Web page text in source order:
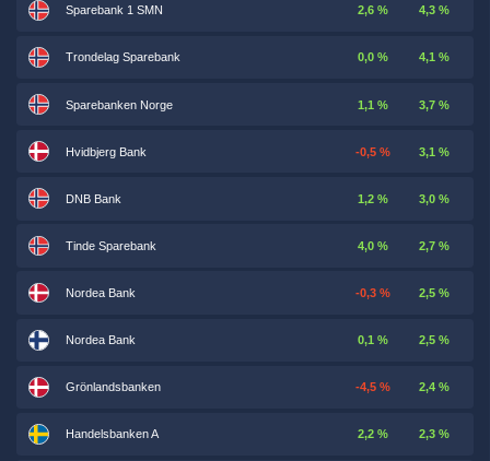
Sparebank 1 SMN 2,6 % 4,3 %
Trondelag Sparebank 0,0 % 4,1 %
Sparebanken Norge 1,1 % 3,7 %
Hvidbjerg Bank -0,5 % 3,1 %
DNB Bank 1,2 % 3,0 %
Tinde Sparebank 4,0 % 2,7 %
Nordea Bank -0,3 % 2,5 %
Nordea Bank 0,1 % 2,5 %
Grönlandsbanken -4,5 % 2,4 %
Handelsbanken A 2,2 % 2,3 %